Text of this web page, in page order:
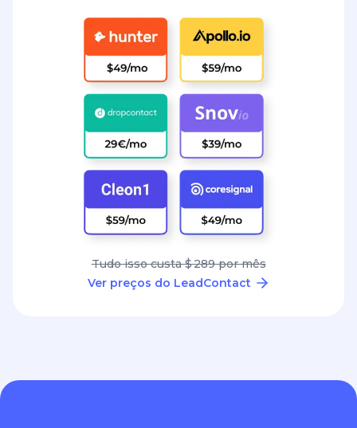
Tudo isso custa $ 289 por mês
Ver preços do LeadContact